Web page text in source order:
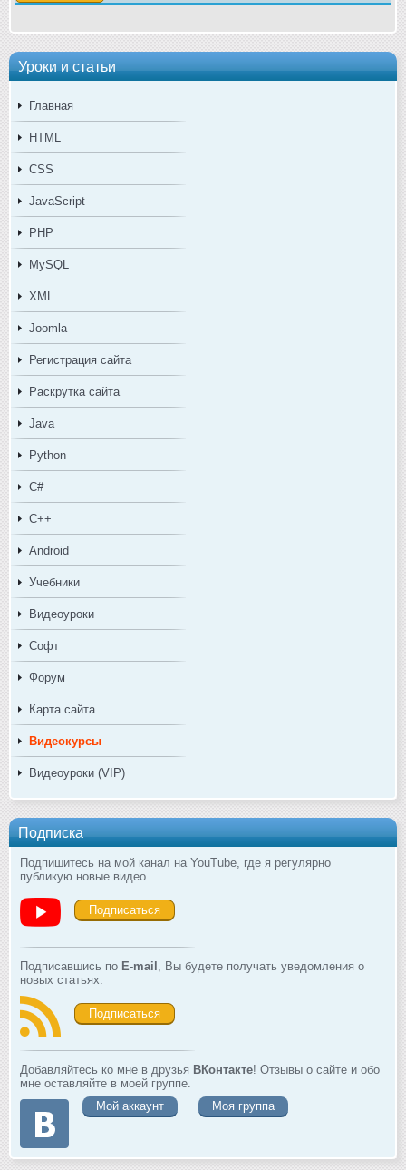
Уроки и статьи
Главная
HTML
CSS
JavaScript
PHP
MySQL
XML
Joomla
Регистрация сайта
Раскрутка сайта
Java
Python
C#
C++
Android
Учебники
Видеоуроки
Софт
Форум
Карта сайта
Видеокурсы
Видеоуроки (VIP)
Подписка
Подпишитесь на мой канал на YouTube, где я регулярно
публикую новые видео.
Подписаться
Подписавшись по E-mail
, Вы будете получать уведомления о
новых статьях.
Подписаться
Добавляйтесь ко мне в друзья ВКонтакте! Отзывы о сайте и обо
мне оставляйте в моей группе.
Мой аккаунт
Моя группа